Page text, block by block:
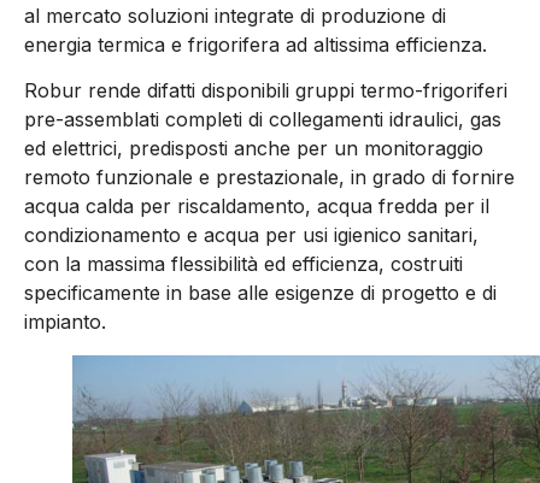
al mercato soluzioni integrate di produzione di
energia termica e frigorifera ad altissima efficienza.
Robur rende difatti disponibili gruppi termo-frigoriferi
pre-assemblati completi di collegamenti idraulici, gas
ed elettrici, predisposti anche per un monitoraggio
remoto funzionale e prestazionale, in grado di fornire
acqua calda per riscaldamento, acqua fredda per il
condizionamento e acqua per usi igienico sanitari,
con la massima flessibilità ed efficienza, costruiti
specificamente in base alle esigenze di progetto e di
impianto.